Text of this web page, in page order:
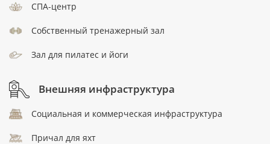
СПА-центр
Собственный тренажерный зал
Зал для пилатес и йоги
Внешняя инфраструктура
Социальная и коммерческая инфраструктура
Причал для яхт